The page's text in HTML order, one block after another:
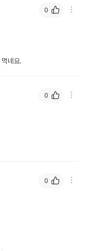
네요.
0
0
0